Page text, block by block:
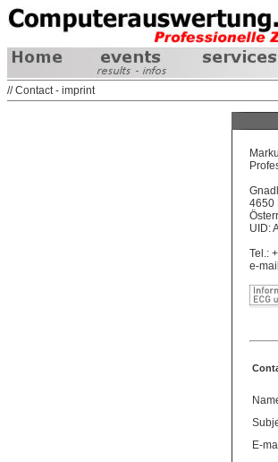
// Contact - imprint
4650
UID:
Tel.:
e-
E-